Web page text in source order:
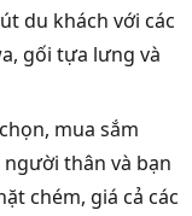
du khách với các
gối tựa lưng và
mua sắm
thân và bạn
chém, giá cả các